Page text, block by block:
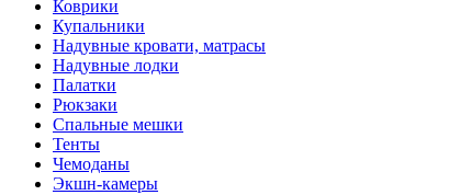
Коврики
Купальники
Надувные кровати, матрасы
Надувные лодки
Палатки
Рюкзаки
Спальные мешки
Тенты
Чемоданы
Экшн-камеры